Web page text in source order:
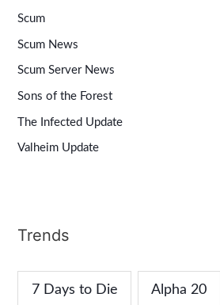
Scum
Scum News
Scum Server News
Sons of the Forest
The Infected Update
Valheim Update
Trends
7 Days to Die Alpha 20